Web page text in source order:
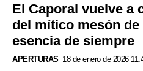
El Caporal vuelve a
del mítico mesón
esencia de siempre
APERTURAS 18 de enero de 2026